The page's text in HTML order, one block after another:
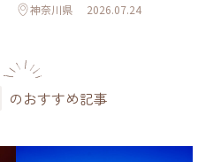
神奈川県 2026.07.24
のおすすめ記事